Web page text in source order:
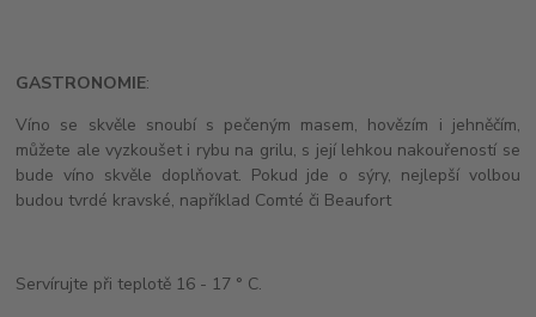
GASTRONOMIE:
Víno se skvěle snoubí s pečeným masem, hovězím i jehněčím,
můžete ale vyzkoušet i rybu na grilu, s její lehkou nakouřeností se
bude víno skvěle doplňovat. Pokud jde o sýry, nejlepší volbou
budou tvrdé kravské, například Comté či Beaufort
Servírujte při teplotě 16 - 17 ° C.